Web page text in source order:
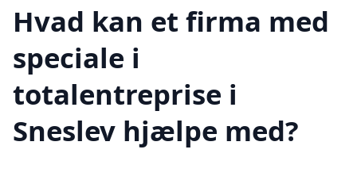
Hvad kan et firma med
speciale i
totalentreprise i
Sneslev hjælpe med?